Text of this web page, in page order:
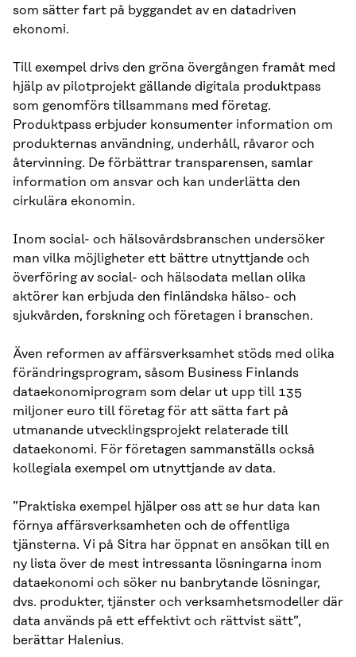
som sätter fart på byggandet av en datadriven
ekonomi.
Till exempel drivs den gröna övergången framåt med
hjälp av pilotprojekt gällande digitala produktpass
som genomförs tillsammans med företag.
Produktpass erbjuder konsumenter information om
produkternas användning, underhåll, råvaror och
återvinning. De förbättrar transparensen, samlar
information om ansvar och kan underlätta den
cirkulära ekonomin.
Inom social- och hälsovårdsbranschen undersöker
man vilka möjligheter ett bättre utnyttjande och
överföring av social- och hälsodata mellan olika
aktörer kan erbjuda den finländska hälso- och
sjukvården, forskning och företagen i branschen.
Även reformen av affärsverksamhet stöds med olika
förändringsprogram, såsom Business Finlands
dataekonomiprogram som delar ut upp till 135
miljoner euro till företag för att sätta fart på
utmanande utvecklingsprojekt relaterade till
dataekonomi. För företagen sammanställs också
kollegiala exempel om utnyttjande av data.
”Praktiska exempel hjälper oss att se hur data kan
förnya affärsverksamheten och de offentliga
tjänsterna. Vi på Sitra har öppnat en ansökan till en
ny lista över de mest intressanta lösningarna inom
dataekonomi och söker nu banbrytande lösningar,
dvs. produkter, tjänster och verksamhetsmodeller där
data används på ett effektivt och rättvist sätt”,
berättar Halenius.